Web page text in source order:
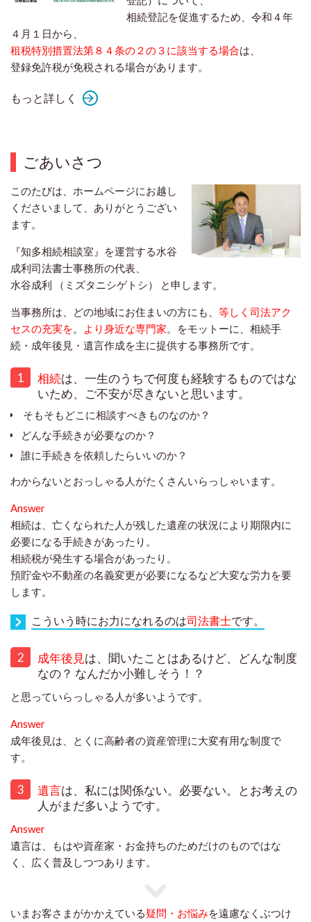
相続登記を促進するため、令和４年
４月１日から、
租税特別措置法第８４条の２の３に該当する場合は、
登録免許税が免税される場合があります。
もっと詳しく
ごあいさつ
このたびは、ホームページにお越し
くださいまして、ありがとうござい
ます。
『知多相続相談室』を運営する水谷
成利司法書士事務所の代表、
水谷成利 （ミズタニシゲトシ） と申します。
当事務所は、どの地域にお住まいの方にも、 等しく司法アク
セスの充実を。 より身近な専門家。をモットーに、相続手
続・成年後見・遺言作成を主に提供する事務所です。
1 相続は、一生のうちで何度も経験するものではな
いため、ご不安が尽きないと思います。
そもそもどこに相談すべきものなのか？
どんな手続きが必要なのか？
誰に手続きを依頼したらいいのか？
わからないとおっしゃる人がたくさんいらっしゃいます。
Answer
相続は、亡くなられた人が残した遺産の状況により期限内に
必要になる手続きがあったり。
相続税が発生する場合があったり。
預貯金や不動産の名義変更が必要になるなど大変な労力を要
します。
こういう時にお力になれるのは司法書士です。
2 成年後見は、聞いたことはあるけど、どんな制度
なの？ なんだか小難しそう！？
と思っていらっしゃる人が多いようです。
Answer
成年後見は、とくに高齢者の資産管理に大変有用な制度で
す。
3 遺言は、私には関係ない。必要ない。とお考えの
人がまだ多いようです。
Answer
遺言は、もはや資産家・お金持ちのためだけのものではな
く、広く普及しつつあります。
いまお客さまがかかえている疑問・お悩みを遠慮なくぶつけ